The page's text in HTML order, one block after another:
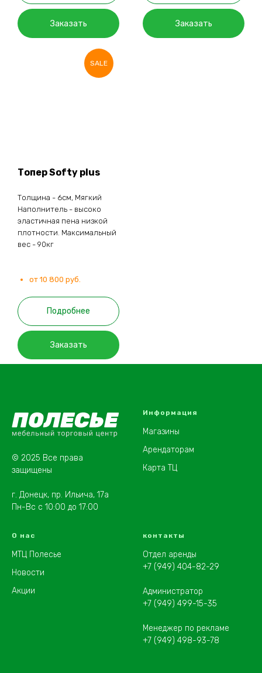
Заказать Заказать
SALE
Топер Softy plus
Толщина - 6см, Мягкий
Наполнитель - высоко
эластичная пена низкой
плотности. Максимальный
вес - 90кг
от 10 800 руб.
Подробнее
Заказать
© 2025 Все права
защищены
г. Донецк, пр. Ильича, 17а
Пн-Вс с 10:00 до 17:00
Информация
Магазины
Арендаторам
Карта ТЦ
О нас
МТЦ Полесье
Новости
Акции
контакты
Отдел аренды
+7 (949) 404-82-29
Администратор
+7 (949) 499-15-35
Менеджер по рекламе
+7 (949) 498-93-78